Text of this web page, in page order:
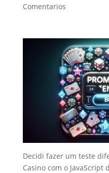
Comentarios
Decidi fazer um teste
Casino com o JavaScript